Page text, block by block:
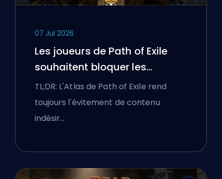
07 Jul 2026
Les joueurs de Path of Exile
souhaitent bloquer les
mauvais contenus et l'UI
continue de les combattre
TL;DR: L'Atlas de Path of Exile rend
toujours l'évitement de contenu
indésir…